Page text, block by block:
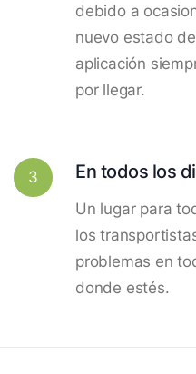
debido a
nuevo estado
aplicación
por llegar.
3 En todos los
Un lugar para
los
problemas en
donde estés.